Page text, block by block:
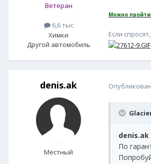
Ветеран
6,6 тыс
Химки
Другой автомобиль
Можно
Если
denis.ak
Местный
denis.ak
По